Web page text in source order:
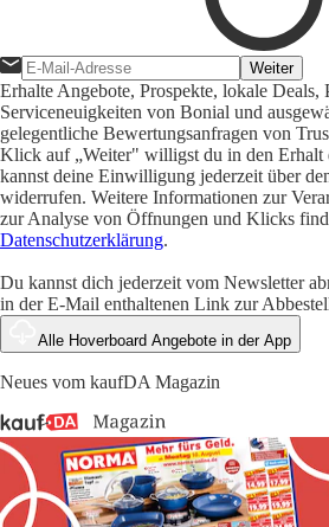
Weiter
Erhalte Angebote, Prospekte, lokale Deals,
Serviceneuigkeiten von Bonial und
gelegentliche Bewertungsanfragen von
Klick auf „Weiter" willigst du in den Erhalt
kannst deine Einwilligung jederzeit über
widerrufen. Weitere Informationen zur
zur Analyse von Öffnungen und Klicks
Datenschutzerklärung.
Du kannst dich jederzeit vom Newsletter
in der E-Mail enthaltenen Link zur
Alle Hoverboard Angebote in der App
Neues vom kaufDA Magazin